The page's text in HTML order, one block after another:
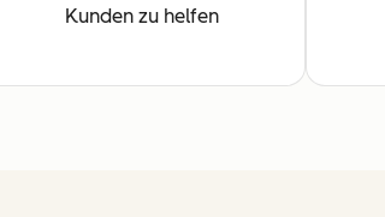
Kunden zu helfen